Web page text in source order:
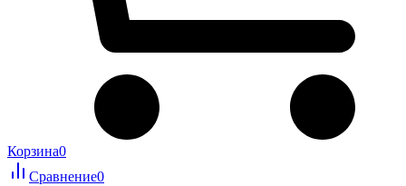
Корзина0
Сравнение0